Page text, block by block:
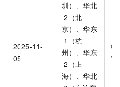
2025-11-
05
圳）、华北
2（北
京）、华东
1（杭
州）、华东
2（上
海）、华北